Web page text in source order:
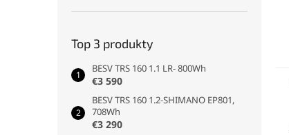
Top 3 produkty
BESV TRS 160 1.1 LR- 800Wh
€3 590
BESV TRS 160 1.2-SHIMANO EP801,
708Wh
€3 290